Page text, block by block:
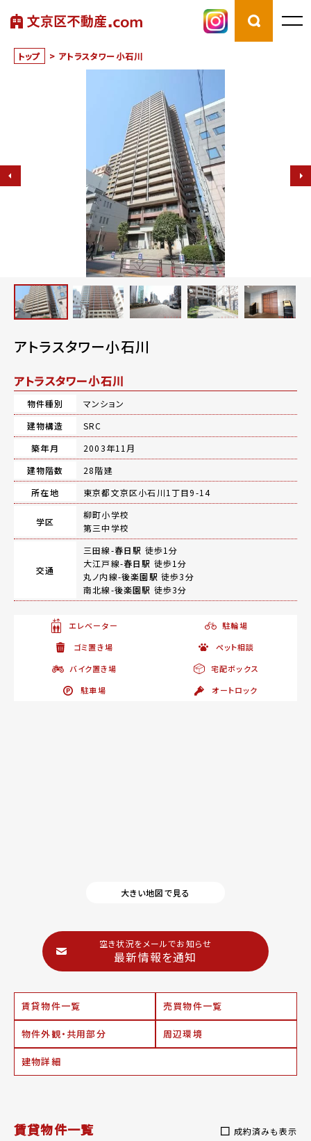
トップ > アトラスタワー小石川
アトラスタワー小石川
アトラスタワー小石川
物件種別
マンション
建物構造
SRC
築年月
2003年11月
建物階数
28階建
所在地
東京都文京区小石川1丁目9-14
学区
柳町小学校
第三中学校
交通
三田線-春日駅 徒歩1分
大江戸線-春日駅 徒歩1分
丸ノ内線-後楽園駅 徒歩3分
南北線-後楽園駅 徒歩3分
エレベーター
駐輪場
ゴミ置き場
ペット相談
バイク置き場
宅配ボックス
駐車場
オートロック
大きい地図で見る
空き状況をメールでお知らせ
最新情報を通知
賃貸物件一覧 売買物件一覧
物件外観・共用部分 周辺環境
建物詳細
賃貸物件一覧 成約済みも表示